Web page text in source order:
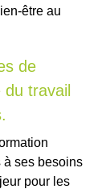
être au
de
travail
à ses besoins
pour les